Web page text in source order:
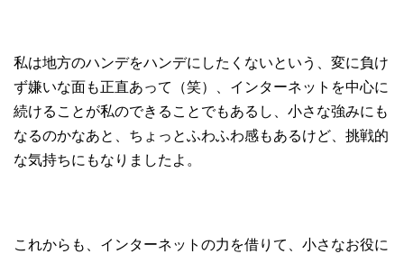
私は地方のハンデをハンデにしたくないという、変に負け
ず嫌いな面も正直あって（笑）、インターネットを中心に
続けることが私のできることでもあるし、小さな強みにも
なるのかなあと、ちょっとふわふわ感もあるけど、挑戦的
な気持ちにもなりましたよ。
これからも、インターネットの力を借りて、小さなお役に